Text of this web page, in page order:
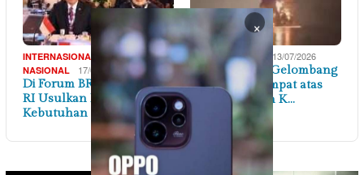
INTERNASIONAL
NASIONAL 17/07/2026
Di Forum BRICS, Menaker
RI Usulkan Petakan
Kebutuhan Keteram…
INTERNASIONAL 13/07/2026
AS Lancarkan Gelombang
Serangan Keempat atas
Iran Merespon K…
×